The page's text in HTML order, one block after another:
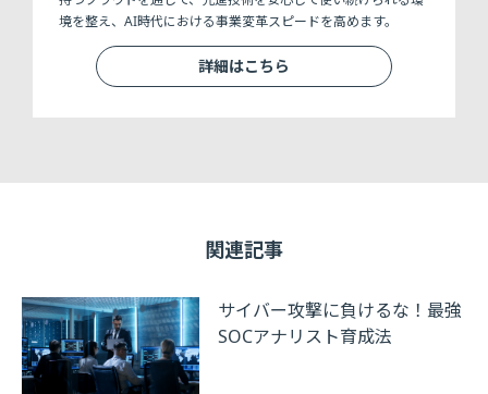
関連記事
サイバー攻撃に負けるな！最強
SOCアナリスト育成法
境を整え、AI時代における事業変革スピードを高めます。
詳細はこちら